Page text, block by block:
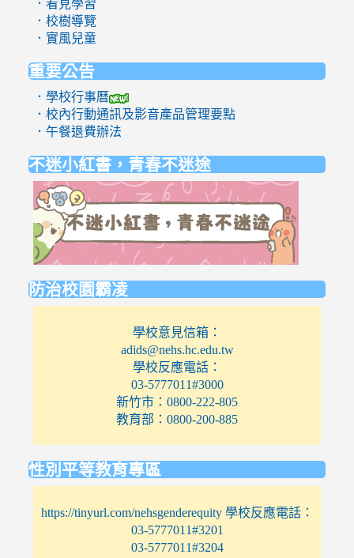
．看見學習
．校樹導覽
．實風兒童
重要公告
．學校行事曆
．校內行動通訊及影音產品管理要點
．午餐退費辦法
不迷小紅書，青春不迷途
防治校園霸凌
學校意見信箱：
adids@nehs.hc.edu.tw
學校反應電話：
03-5777011#3000
新竹市：0800-222-805
教育部：0800-200-885
性別平等教育專區
https://tinyurl.com/nehsgenderequity 學校反應電話：
03-5777011#3201
03-5777011#3204